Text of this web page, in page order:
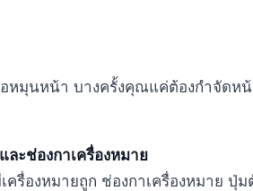
หมุนหน้า บางครั้งคุณแค่ต้องกำจัดหน้
ะช่องกาเครื่องหมาย
รื่องหมายถูก ช่องกาเครื่องหมาย ปุ่ม